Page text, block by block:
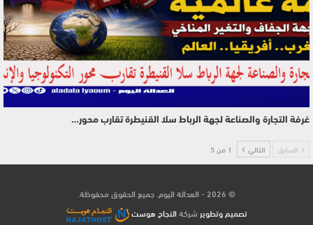
غرفة التجارة والصناعة لجهة الرباط سلا القنيطرة تقارب محور…
السابق التالي 1 من 5
© 2026 - العدالة اليوم. جميع الحقوق محفوظة.
تصميم وتطوير شركةالنجاح هوست